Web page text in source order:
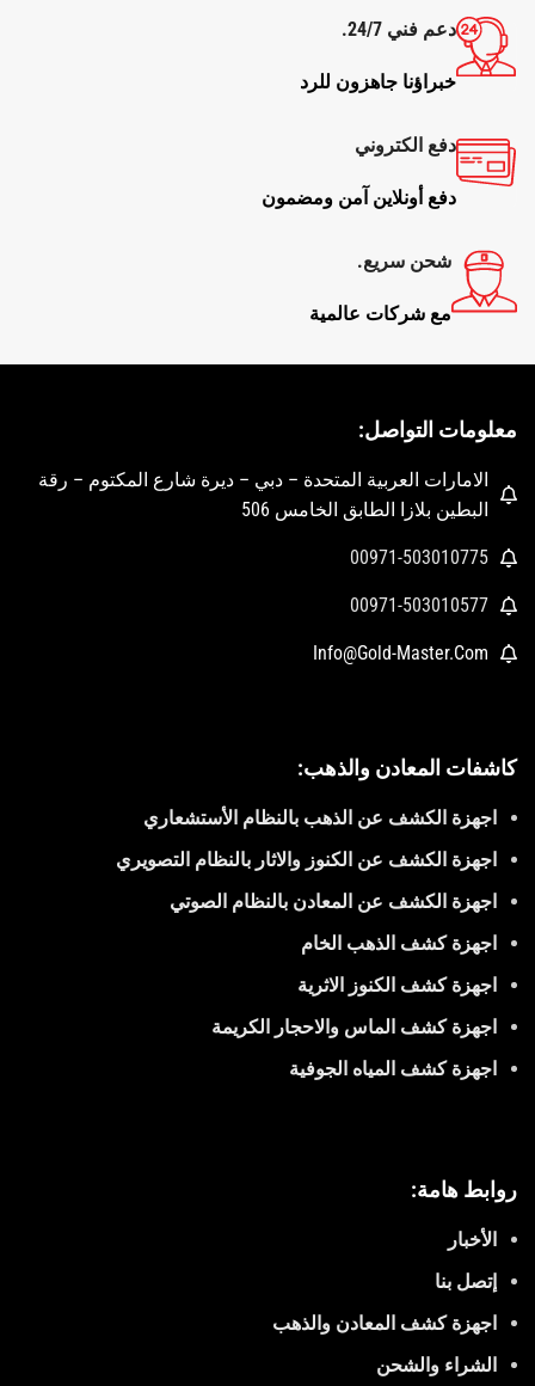
دعم فني 24/7.
خبراؤنا جاهزون للرد
دفع الكتروني
دفع أونلاين آمن ومضمون
شحن سريع.
مع شركات عالمية
معلومات التواصل:
الامارات العربية المتحدة – دبي – ديرة شارع المكتوم – رقة
البطين بلازا الطابق الخامس 506
00971-503010775
00971-503010577
Info@Gold-Master.Com
كاشفات المعادن والذهب:
اجهزة الكشف عن الذهب بالنظام الأستشعاري
اجهزة الكشف عن الكنوز والاثار بالنظام التصويري
اجهزة الكشف عن المعادن بالنظام الصوتي
اجهزة كشف الذهب الخام
اجهزة كشف الكنوز الاثرية
اجهزة كشف الماس والاحجار الكريمة
اجهزة كشف المياه الجوفية
روابط هامة:
الأخبار
إتصل بنا
اجهزة كشف المعادن والذهب
الشراء والشحن